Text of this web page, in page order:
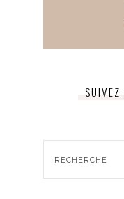
SUIVEZ